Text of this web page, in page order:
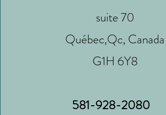
suite 70
Québec,Qc, Canada
G1H 6Y8
581-928-2080